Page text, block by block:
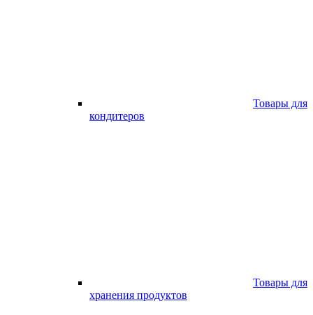
Товары для
кондитеров
Товары для
хранения продуктов